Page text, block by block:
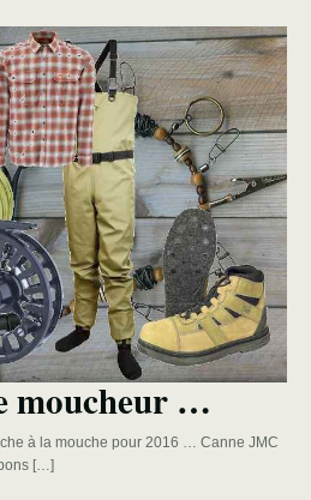
moucheur …
à la mouche pour 2016 … Canne JMC
[…]